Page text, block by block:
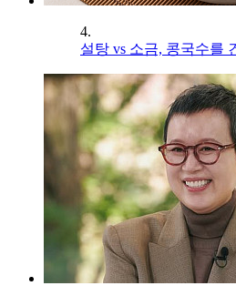
4.
설탕 vs 소금, 콩국수를